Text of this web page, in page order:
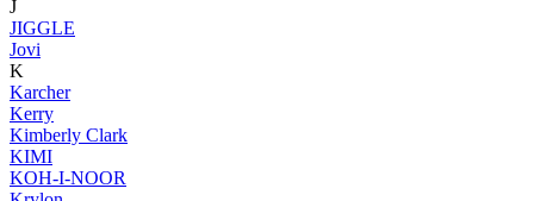
J
JIGGLE
Jovi
K
Karcher
Kerry
Kimberly Clark
KIMI
KOH-I-NOOR